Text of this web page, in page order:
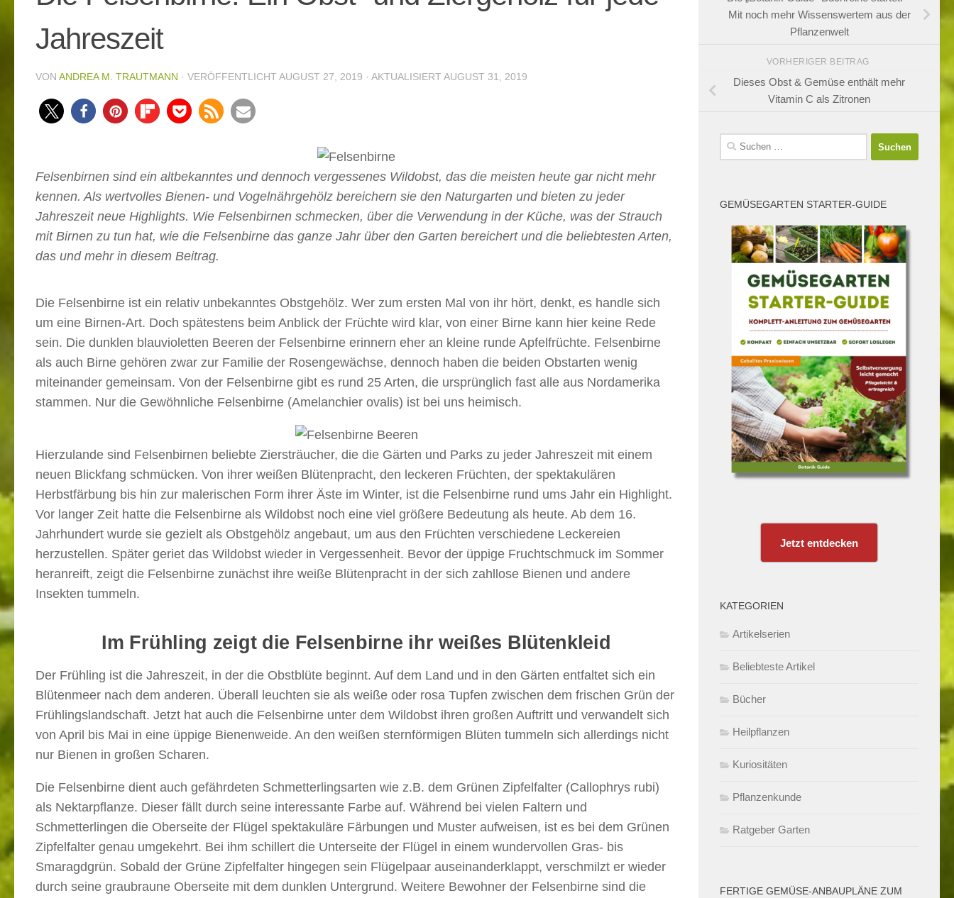
Jahreszeit
VON ANDREA M. TRAUTMANN · VERÖFFENTLICHT AUGUST 27, 2019 · AKTUALISIERT AUGUST 31, 2019
2218
Felsenbirnen sind ein altbekanntes und dennoch vergessenes Wildobst, das die meisten heute gar nicht mehr
kennen. Als wertvolles Bienen- und Vogelnährgehölz bereichern sie den Naturgarten und bieten zu jeder
Jahreszeit neue Highlights. Wie Felsenbirnen schmecken, über die Verwendung in der Küche, was der Strauch
mit Birnen zu tun hat, wie die Felsenbirne das ganze Jahr über den Garten bereichert und die beliebtesten Arten,
das und mehr in diesem Beitrag.
Die Felsenbirne ist ein relativ unbekanntes Obstgehölz. Wer zum ersten Mal von ihr hört, denkt, es handle sich
um eine Birnen-Art. Doch spätestens beim Anblick der Früchte wird klar, von einer Birne kann hier keine Rede
sein. Die dunklen blauvioletten Beeren der Felsenbirne erinnern eher an kleine runde Apfelfrüchte. Felsenbirne
als auch Birne gehören zwar zur Familie der Rosengewächse, dennoch haben die beiden Obstarten wenig
miteinander gemeinsam. Von der Felsenbirne gibt es rund 25 Arten, die ursprünglich fast alle aus Nordamerika
stammen. Nur die Gewöhnliche Felsenbirne (Amelanchier ovalis) ist bei uns heimisch.
Hierzulande sind Felsenbirnen beliebte Ziersträucher, die die Gärten und Parks zu jeder Jahreszeit mit einem
neuen Blickfang schmücken. Von ihrer weißen Blütenpracht, den leckeren Früchten, der spektakulären
Herbstfärbung bis hin zur malerischen Form ihrer Äste im Winter, ist die Felsenbirne rund ums Jahr ein Highlight.
Vor langer Zeit hatte die Felsenbirne als Wildobst noch eine viel größere Bedeutung als heute. Ab dem 16.
Jahrhundert wurde sie gezielt als Obstgehölz angebaut, um aus den Früchten verschiedene Leckereien
herzustellen. Später geriet das Wildobst wieder in Vergessenheit. Bevor der üppige Fruchtschmuck im Sommer
heranreift, zeigt die Felsenbirne zunächst ihre weiße Blütenpracht in der sich zahllose Bienen und andere
Insekten tummeln.
Im Frühling zeigt die Felsenbirne ihr weißes Blütenkleid
Der Frühling ist die Jahreszeit, in der die Obstblüte beginnt. Auf dem Land und in den Gärten entfaltet sich ein
Blütenmeer nach dem anderen. Überall leuchten sie als weiße oder rosa Tupfen zwischen dem frischen Grün der
Frühlingslandschaft. Jetzt hat auch die Felsenbirne unter dem Wildobst ihren großen Auftritt und verwandelt sich
von April bis Mai in eine üppige Bienenweide. An den weißen sternförmigen Blüten tummeln sich allerdings nicht
nur Bienen in großen Scharen.
Die Felsenbirne dient auch gefährdeten Schmetterlingsarten wie z.B. dem Grünen Zipfelfalter (Callophrys rubi)
als Nektarpflanze. Dieser fällt durch seine interessante Farbe auf. Während bei vielen Faltern und
Schmetterlingen die Oberseite der Flügel spektakuläre Färbungen und Muster aufweisen, ist es bei dem Grünen
Zipfelfalter genau umgekehrt. Bei ihm schillert die Unterseite der Flügel in einem wundervollen Gras- bis
Smaragdgrün. Sobald der Grüne Zipfelfalter hingegen sein Flügelpaar auseinanderklappt, verschmilzt er wieder
durch seine graubraune Oberseite mit dem dunklen Untergrund. Weitere Bewohner der Felsenbirne sind die
Mit noch mehr Wissenswertem aus der
Pflanzenwelt
VORHERIGER BEITRAG
Dieses Obst & Gemüse enthält mehr
Vitamin C als Zitronen
Suchen
nach:
GEMÜSEGARTEN STARTER-GUIDE
Jetzt entdecken
KATEGORIEN
Artikelserien
Beliebteste Artikel
Bücher
Heilpflanzen
Kuriositäten
Pflanzenkunde
Ratgeber Garten
FERTIGE GEMÜSE-ANBAUPLÄNE ZUM